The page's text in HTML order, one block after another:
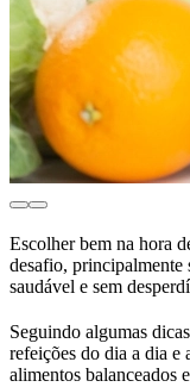
Escolher bem na hora
desafio, principalmente
saudável e sem
Seguindo algumas
refeições do dia a dia e
alimentos balanceados